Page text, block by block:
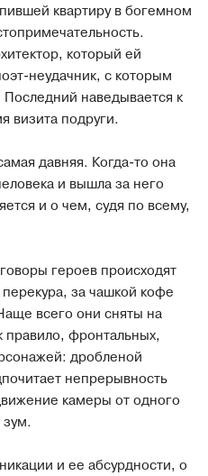
квартиру в богемном
который ей
неудачник, с которым
наведывается к
визита подруги.
давняя. Когда-то она
и вышла за него
и о чем, судя по всему,
героев происходят
за чашкой кофе
всего они сняты на
фронтальных,
дробленой
непрерывность
камеры от одного
и ее абсурдности, о